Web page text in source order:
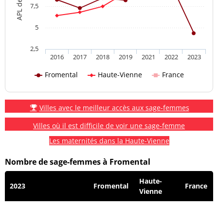
Fromental Haute-Vienne France
2016 2017 2018 2019 2021 2022 2023
2,5
5
7,5
Villes avec le meilleur accès aux sage-femmes
Villes où il est difficile de voir une sage-femme
Les maternités dans la Haute-Vienne
Nombre de sage-femmes à Fromental
2023 Fromental
Haute-
Vienne
France